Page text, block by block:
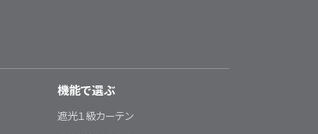
機能で選ぶ
遮光１級カーテン